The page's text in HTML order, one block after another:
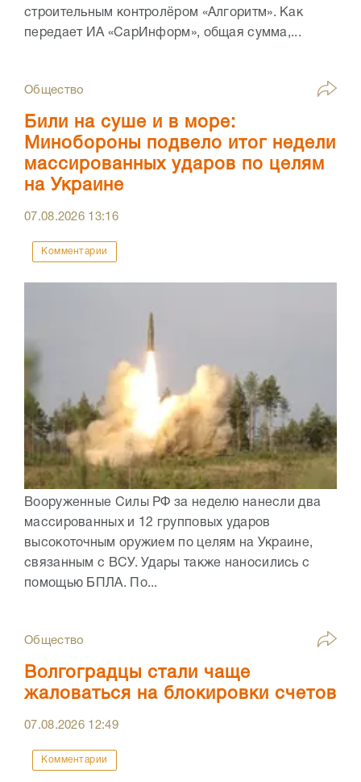
строительным контролёром «Алгоритм». Как
передает ИА «СарИнформ», общая сумма,...
Общество
Били на суше и в море:
Минобороны подвело итог недели
массированных ударов по целям
на Украине
07.08.2026 13:16
Комментарии
Вооруженные Силы РФ за неделю нанесли два
массированных и 12 групповых ударов
высокоточным оружием по целям на Украине,
связанным с ВСУ. Удары также наносились с
помощью БПЛА. По...
Общество
Волгоградцы стали чаще
жаловаться на блокировки счетов
07.08.2026 12:49
Комментарии